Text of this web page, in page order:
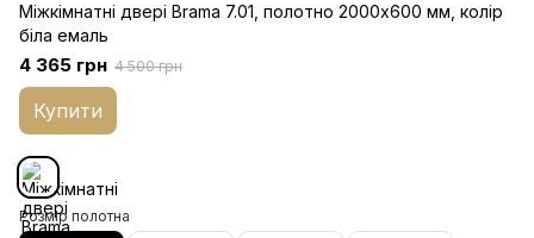
Міжкімнатні двері Brama 7.01, полотно 2000х600 мм, колір
біла емаль
4 365 грн 4 500 грн
Купити
Розмір полотна